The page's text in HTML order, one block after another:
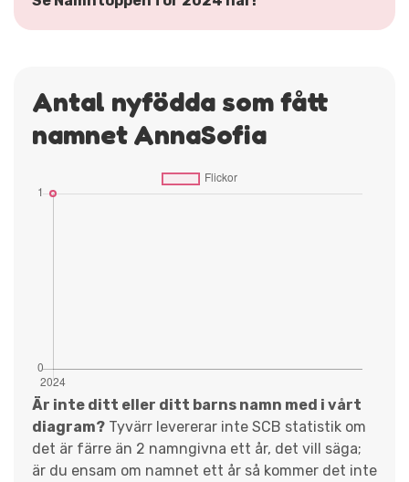
Antal nyfödda som fått
namnet AnnaSofia
Är inte ditt eller ditt barns namn med i vårt
diagram? Tyvärr levererar inte SCB statistik om
det är färre än 2 namngivna ett år, det vill säga;
är du ensam om namnet ett år så kommer det inte